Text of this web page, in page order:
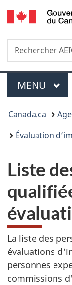
Rechercher
AEIC
Menu
MENU
Vous
êtes
Canada.ca
Évaluation
Liste
La liste des
évaluations
personnes
commissions